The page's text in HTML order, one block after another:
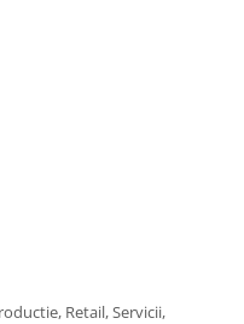
Retail, Servicii,